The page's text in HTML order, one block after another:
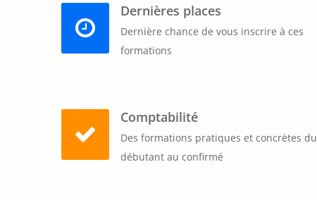
Dernières places
Dernière chance de vous inscrire à ces
formations
Comptabilité
Des formations pratiques et concrètes du
débutant au confirmé